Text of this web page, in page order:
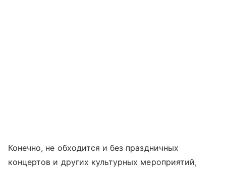
Конечно, не обходится и без праздничных
концертов и других культурных мероприятий,